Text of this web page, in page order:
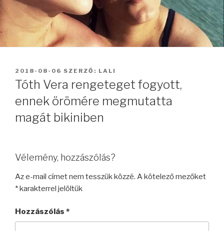
BEKÜLDVE:
2018-08-06 SZERZŐ: LALI
Tóth Vera rengeteget fogyott,
ennek örömére megmutatta
magát bikiniben
Vélemény, hozzászólás?
Az e-mail címet nem tesszük közzé. A kötelező mezőket
*karakterrel jelöltük
Hozzászólás *